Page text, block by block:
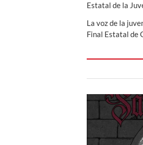
Estatal de la
La voz de la
Final Estatal de